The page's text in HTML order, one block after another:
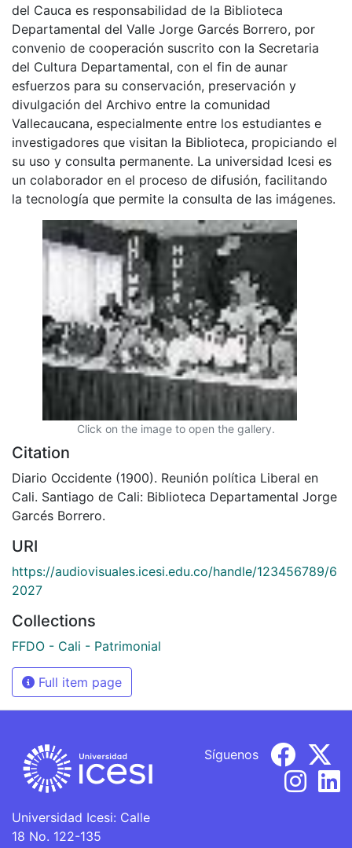
del Cauca es responsabilidad de la Biblioteca
Departamental del Valle Jorge Garcés Borrero, por
convenio de cooperación suscrito con la Secretaria
del Cultura Departamental, con el fin de aunar
esfuerzos para su conservación, preservación y
divulgación del Archivo entre la comunidad
Vallecaucana, especialmente entre los estudiantes e
investigadores que visitan la Biblioteca, propiciando el
su uso y consulta permanente. La universidad Icesi es
un colaborador en el proceso de difusión, facilitando
la tecnología que permite la consulta de las imágenes.
Click on the image to open the gallery.
Citation
Diario Occidente (1900). Reunión política Liberal en
Cali. Santiago de Cali: Biblioteca Departamental Jorge
Garcés Borrero.
URI
https://audiovisuales.icesi.edu.co/handle/123456789/6
2027
Collections
FFDO - Cali - Patrimonial
Full item page
Universidad Icesi: Calle
18 No. 122-135
Síguenos